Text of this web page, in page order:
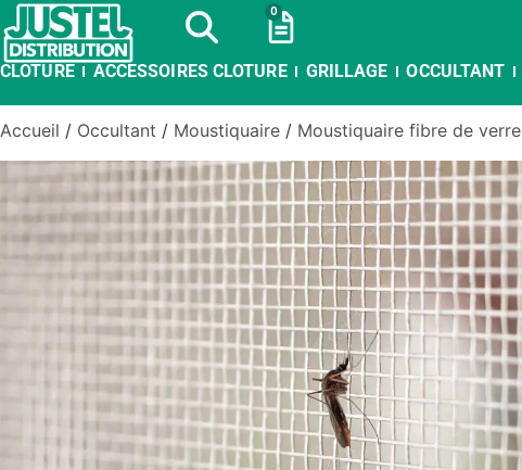
0
CLOTURE ACCESSOIRES CLOTURE GRILLAGE OCCULTANT
Accueil / Occultant / Moustiquaire / Moustiquaire fibre de verre